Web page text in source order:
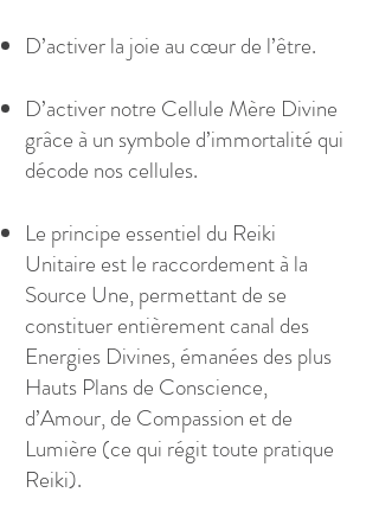
D’activer la joie au cœur de l’être.
D’activer notre Cellule Mère Divine
grâce à un symbole d’immortalité qui
décode nos cellules.
Le principe essentiel du Reiki
Unitaire est le raccordement à la
Source Une, permettant de se
constituer entièrement canal des
Energies Divines, émanées des plus
Hauts Plans de Conscience,
d’Amour, de Compassion et de
Lumière (ce qui régit toute pratique
Reiki).